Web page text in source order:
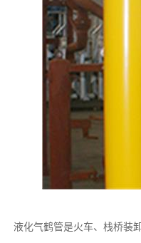
液化气鹤管是火车、栈桥装